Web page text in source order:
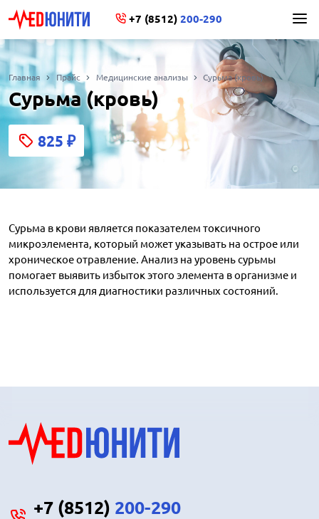
+7 (8512) 200-290
Главная Прайс Медицинские анализы Сурьма (кровь)
Сурьма (кровь)
825 ₽
Сурьма в крови является показателем токсичного
микроэлемента, который может указывать на острое или
хроническое отравление. Анализ на уровень сурьмы
помогает выявить избыток этого элемента в организме и
используется для диагностики различных состояний.
+7 (8512) 200-290